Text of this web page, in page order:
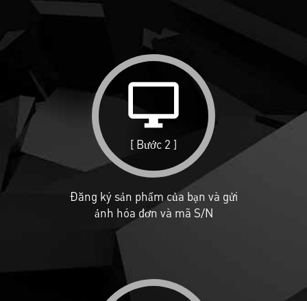
desktop_windows
[ Bước 2 ]
Đăng ký sản phẩm của bạn và gửi
ảnh hóa đơn và mã S/N